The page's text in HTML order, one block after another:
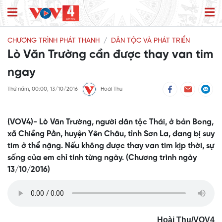
CHƯƠNG TRÌNH PHÁT THANH DÂN TỘC VÀ PHÁT TRIỂN
Lò Văn Trường cần được thay van tim
ngay
Thứ năm, 00:00, 13/10/2016 Hoài Thu
(VOV4)- Lò Văn Trường, người dân tộc Thái, ở bản Bong,
xã Chiềng Pằn, huyện Yên Châu, tỉnh Sơn La, đang bị suy
tim ở thể nặng. Nếu không được thay van tim kịp thời, sự
sống của em chỉ tính từng ngày. (Chương trình ngày
13/10/2016)
Hoài Thu/VOV4